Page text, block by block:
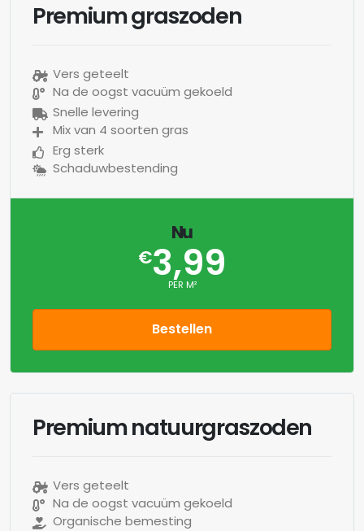
Premium graszoden
Vers geteelt
Na de oogst vacuüm gekoeld
Snelle levering
Mix van 4 soorten gras
Erg sterk
Schaduwbestending
Nu
€3,99
PER M²
Bestellen
Premium natuurgraszoden
Vers geteelt
Na de oogst vacuüm gekoeld
Organische bemesting